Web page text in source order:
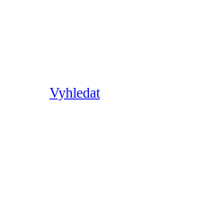
Vyhledat